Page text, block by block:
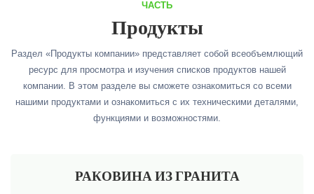
ЧАСТЬ
Продукты
Раздел «Продукты компании» представляет собой всеобъемлющий
ресурс для просмотра и изучения списков продуктов нашей
компании. В этом разделе вы сможете ознакомиться со всеми
нашими продуктами и ознакомиться с их техническими деталями,
функциями и возможностями.
РАКОВИНА ИЗ ГРАНИТА